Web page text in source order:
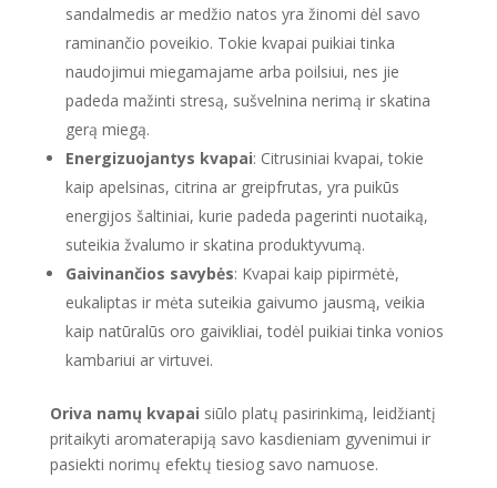
sandalmedis ar medžio natos yra žinomi dėl savo
raminančio poveikio. Tokie kvapai puikiai tinka
naudojimui miegamajame arba poilsiui, nes jie
padeda mažinti stresą, sušvelnina nerimą ir skatina
gerą miegą.
Energizuojantys kvapai: Citrusiniai kvapai, tokie
kaip apelsinas, citrina ar greipfrutas, yra puikūs
energijos šaltiniai, kurie padeda pagerinti nuotaiką,
suteikia žvalumo ir skatina produktyvumą.
Gaivinančios savybės: Kvapai kaip pipirmėtė,
eukaliptas ir mėta suteikia gaivumo jausmą, veikia
kaip natūralūs oro gaivikliai, todėl puikiai tinka vonios
kambariui ar virtuvei.
Oriva namų kvapai siūlo platų pasirinkimą, leidžiantį
pritaikyti aromaterapiją savo kasdieniam gyvenimui ir
pasiekti norimų efektų tiesiog savo namuose.